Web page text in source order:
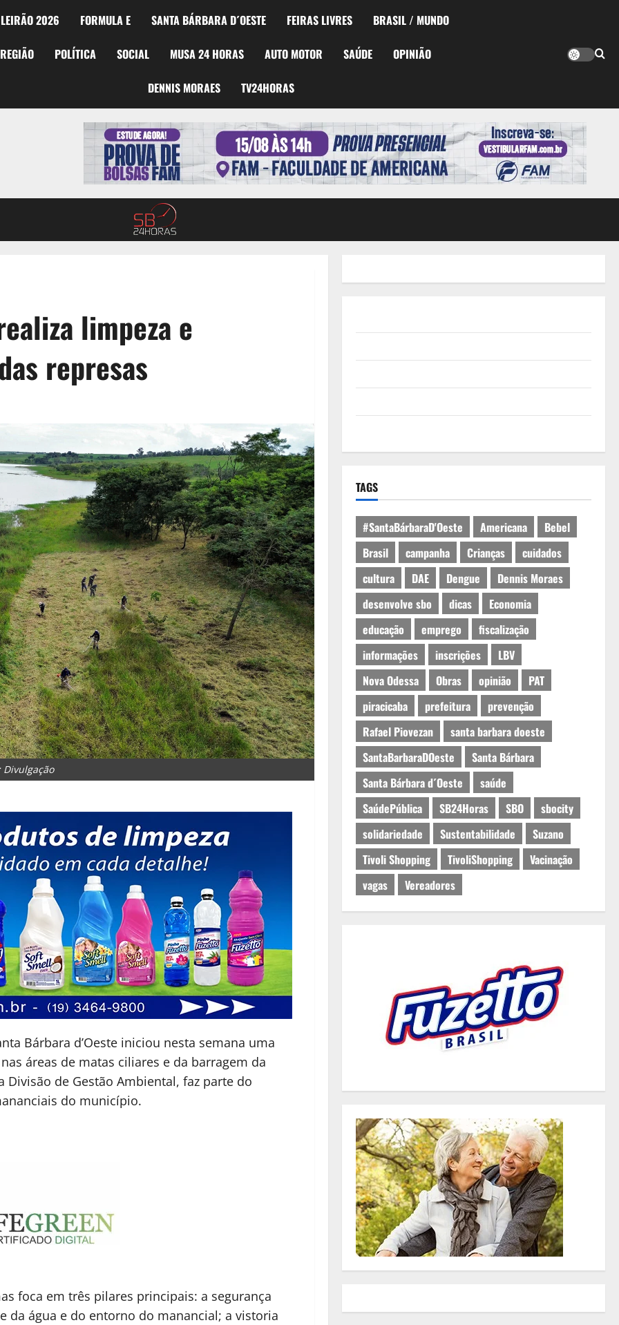
2026 FORMULA E SANTA BÁRBARA D´OESTE FEIRAS LIVRES BRASIL / MUNDO
REGIÃO POLÍTICA SOCIAL MUSA 24 HORAS AUTO MOTOR SAÚDE OPINIÃO
DENNIS MORAES TV24HORAS
limpeza e
represas
Divulgação
Bárbara d’Oeste iniciou nesta semana uma
áreas de matas ciliares e da barragem da
Divisão de Gestão Ambiental, faz parte do
do município.
foca em três pilares principais: a segurança
da água e do entorno do manancial; a vistoria
TAGS
#SantaBárbaraD'Oeste Americana
Bebel
Brasil
campanha Crianças
cuidados
cultura
DAE Dengue
Dennis Moraes
desenvolve sbo
dicas
Economia
educação
emprego
fiscalização
informações
inscrições
LBV
Nova Odessa
Obras opinião
PAT
piracicaba
prefeitura
prevenção
Rafael Piovezan
santa barbara doeste
SantaBarbaraDOeste
Santa Bárbara
Santa Bárbara d´Oeste
saúde
SaúdePública
SB24Horas SBO
sbocity
solidariedade
Sustentabilidade
Suzano
Tivoli Shopping
TivoliShopping
Vacinação
vagas
Vereadores